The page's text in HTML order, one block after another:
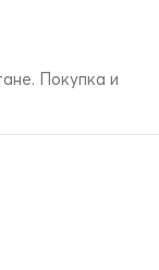
Покупка и